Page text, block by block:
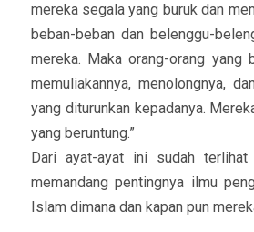
mereka segala yang buruk dan
beban-beban dan belenggu-
mereka. Maka orang-orang yang
memuliakannya, menolongnya,
yang diturunkan kepadanya.
yang beruntung.”
Dari ayat-ayat ini sudah terlihat
memandang pentingnya ilmu
Islam dimana dan kapan pun